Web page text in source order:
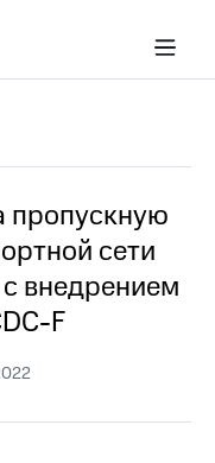
пропускную
сети
внедрением
F